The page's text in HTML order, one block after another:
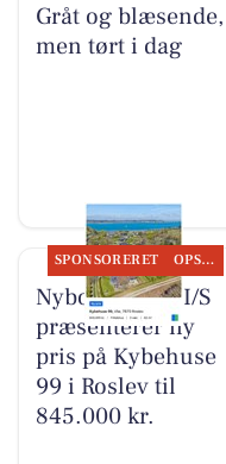
Gråt og blæsende,
men tørt i dag
SPONSORERET OPSLAGSTAVLEN
Nybolig Skive I/S
præsenterer ny
pris på Kybehuse
99 i Roslev til
845.000 kr.